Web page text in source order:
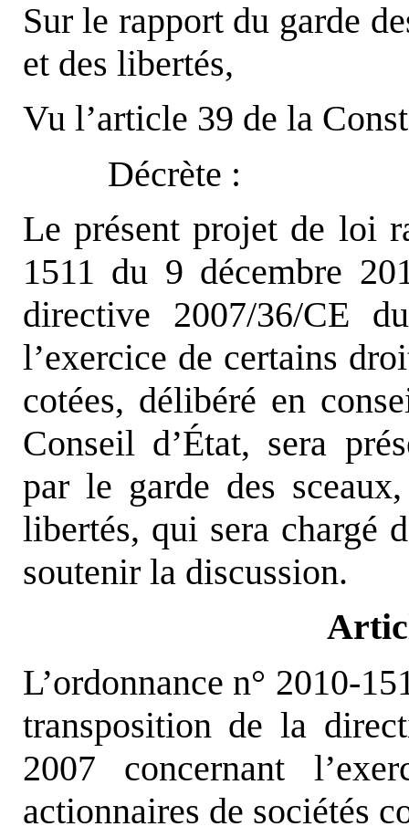
Sur le rapport du garde
et des libertés,
Vu l’article 39 de la
Décrète :
Le présent projet de loi
1511 du 9 décembre
directive 2007/36/CE
l’exercice de certains
cotées, délibéré en
Conseil d’État, sera
par le garde des
libertés, qui sera chargé
soutenir la discussion.
L’ordonnance n° 2010-
transposition de la
2007 concernant
actionnaires de sociétés